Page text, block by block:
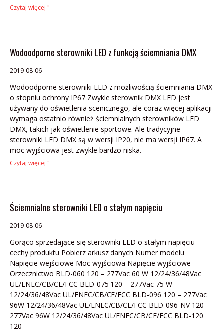
Czytaj więcej "
Wodoodporne sterowniki LED z funkcją ściemniania DMX
2019-08-06
Wodoodporne sterowniki LED z możliwością ściemniania DMX
o stopniu ochrony IP67 Zwykle sterownik DMX LED jest
używany do oświetlenia scenicznego, ale coraz więcej aplikacji
wymaga ostatnio również ściemnialnych sterowników LED
DMX, takich jak oświetlenie sportowe. Ale tradycyjne
sterowniki LED DMX są w wersji IP20, nie ma wersji IP67. A
moc wyjściowa jest zwykle bardzo niska.
Czytaj więcej "
Ściemnialne sterowniki LED o stałym napięciu
2019-08-06
Gorąco sprzedające się sterowniki LED o stałym napięciu
cechy produktu Pobierz arkusz danych Numer modelu
Napięcie wejściowe Moc wyjściowa Napięcie wyjściowe
Orzecznictwo BLD-060 120 – 277Vac 60 W 12/24/36/48Vac
UL/ENEC/CB/CE/FCC BLD-075 120 – 277Vac 75 W
12/24/36/48Vac UL/ENEC/CB/CE/FCC BLD-096 120 – 277Vac
96W 12/24/36/48Vac UL/ENEC/CB/CE/FCC BLD-096-NV 120 –
277Vac 96W 12/24/36/48Vac UL/ENEC/CB/CE/FCC BLD-120
120 –